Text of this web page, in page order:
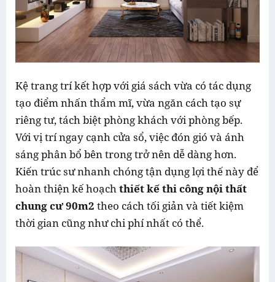
Kệ trang trí kết hợp với giá sách vừa có tác dụng
tạo điểm nhấn thẩm mĩ, vừa ngăn cách tạo sự
riêng tư, tách biệt phòng khách với phòng bếp.
Với vị trí ngay cạnh cửa sổ, việc đón gió và ánh
sáng phân bổ bên trong trở nên dễ dàng hơn.
Kiến trúc sư nhanh chóng tận dụng lợi thế này để
hoàn thiện kế hoạchthiết kế thi công nội thất
chung cư 90m2 theo cách tối giản và tiết kiệm
thời gian cũng như chi phí nhất có thể.